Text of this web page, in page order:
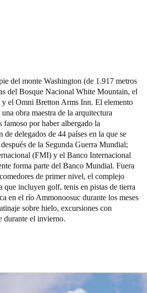
del monte Washington (de 1.917 metros
del Bosque Nacional White Mountain, el
el Omni Bretton Arms Inn. El elemento
obra maestra de la arquitectura
famoso por haber albergado la
delegados de 44 países en la que se
de la Segunda Guerra Mundial;
(FMI) y el Banco Internacional
forma parte del Banco Mundial. Fuera
de primer nivel, el complejo
que incluyen golf, tenis en pistas de tierra
en el río Ammonoosuc durante los meses
sobre hielo, excursiones con
durante el invierno.